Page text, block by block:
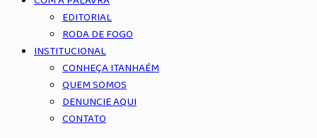
EDITORIAL
RODA DE FOGO
INSTITUCIONAL
CONHEÇA ITANHAÉM
QUEM SOMOS
DENUNCIE AQUI
CONTATO